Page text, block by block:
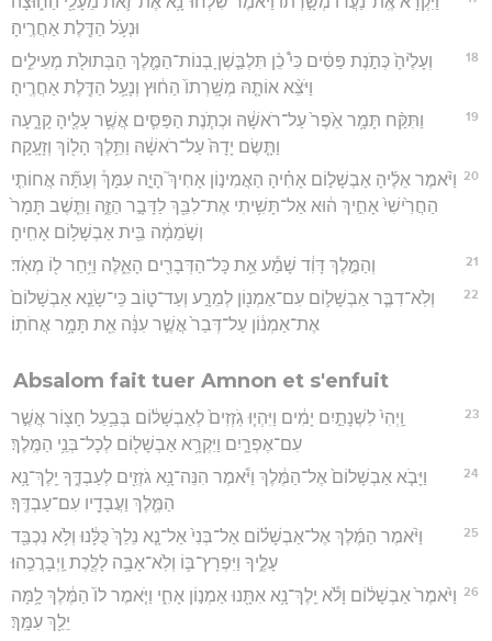
וּנְעֹ֥ל הַדֶּ֖לֶת אַחֲרֶֽיהָ׃
18
וְעָלֶ֙יהָ֙ כְּתֹ֣נֶת פַּסִּ֔ים כִּי֩ כֵ֨ן תִּלְבַּ֧שְׁןָ בְנוֹת־הַמֶּ֛לֶךְ הַבְּתוּלֹ֖ת מְעִילִ֑ים
וַיֹּצֵ֨א אוֹתָ֤הּ מְשָֽׁרְתוֹ֙ הַח֔וּץ וְנָעַ֥ל הַדֶּ֖לֶת אַחֲרֶֽיהָ׃
19
וַתִּקַּ֨ח תָּמָ֥ר אֵ֙פֶר֙ עַל־רֹאשָׁ֔הּ וּכְתֹ֧נֶת הַפַּסִּ֛ים אֲשֶׁ֥ר עָלֶ֖יהָ קָרָ֑עָה
וַתָּ֤שֶׂם יָדָהּ֙ עַל־רֹאשָׁ֔הּ וַתֵּ֥לֶךְ הָל֖וֹךְ וְזָעָֽקָה׃
20
וַיֹּ֨אמֶר אֵלֶ֜יהָ אַבְשָׁל֣וֹם אָחִ֗יהָ הַאֲמִינ֣וֹן אָחִיךְ֮ הָיָ֣ה עִמָּךְ֒ וְעַתָּ֞ה אֲחוֹתִ֤י
הַחֲרִ֙ישִׁי֙ אָחִ֣יךְ ה֔וּא אַל־תָּשִׁ֥יתִי אֶת־לִבֵּ֖ךְ לַדָּבָ֣ר הַזֶּ֑ה וַתֵּ֤שֶׁב תָּמָר֙
וְשֹׁ֣מֵמָ֔ה בֵּ֖ית אַבְשָׁל֥וֹם אָחִֽיהָ׃
21 וְהַמֶּ֣לֶךְ דָּוִ֔ד שָׁמַ֕ע אֵ֥ת כָּל־הַדְּבָרִ֖ים הָאֵ֑לֶּה וַיִּ֥חַר ל֖וֹ מְאֹֽד׃
22
וְלֹֽא־דִבֶּ֧ר אַבְשָׁל֛וֹם עִם־אַמְנ֖וֹן לְמֵרָ֣ע וְעַד־ט֑וֹב כִּֽי־שָׂנֵ֤א אַבְשָׁלוֹם֙
אֶת־אַמְנ֔וֹן עַל־דְּבַר֙ אֲשֶׁ֣ר עִנָּ֔ה אֵ֖ת תָּמָ֥ר אֲחֹתֽוֹ׃
Absalom fait tuer Amnon et s'enfuit
23
וַֽיְהִי֙ לִשְׁנָתַ֣יִם יָמִ֔ים וַיִּהְי֤וּ גֹֽזְזִים֙ לְאַבְשָׁל֔וֹם בְּבַ֥עַל חָצ֖וֹר אֲשֶׁ֣ר
עִם־אֶפְרָ֑יִם וַיִּקְרָ֥א אַבְשָׁל֖וֹם לְכָל־בְּנֵ֥י הַמֶּֽלֶךְ׃
24
וַיָּבֹ֤א אַבְשָׁלוֹם֙ אֶל־הַמֶּ֔לֶךְ וַיֹּ֕אמֶר הִנֵּה־נָ֥א גֹזְזִ֖ים לְעַבְדֶּ֑ךָ יֵֽלֶךְ־נָ֥א
הַמֶּ֛לֶךְ וַעֲבָדָ֖יו עִם־עַבְדֶּֽךָ׃
25
וַיֹּ֨אמֶר הַמֶּ֜לֶךְ אֶל־אַבְשָׁל֗וֹם אַל־בְּנִי֙ אַל־נָ֤א נֵלֵךְ֙ כֻּלָּ֔נוּ וְלֹ֥א נִכְבַּ֖ד
עָלֶ֑יךָ וַיִּפְרָץ־בּ֛וֹ וְלֹֽא־אָבָ֥ה לָלֶ֖כֶת וַֽיְבָרֲכֵֽהוּ׃
26
וַיֹּ֙אמֶר֙ אַבְשָׁל֔וֹם וָלֹ֕א יֵֽלֶךְ־נָ֥א אִתָּ֖נוּ אַמְנ֣וֹן אָחִ֑י וַיֹּ֤אמֶר לוֹ֙ הַמֶּ֔לֶךְ לָ֥מָּה
יֵלֵ֖ךְ עִמָּֽךְ׃